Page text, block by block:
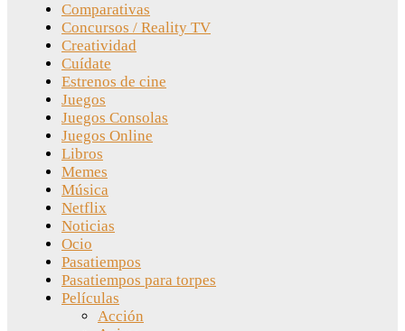
Comparativas
Concursos / Reality TV
Creatividad
Cuídate
Estrenos de cine
Juegos
Juegos Consolas
Juegos Online
Libros
Memes
Música
Netflix
Noticias
Ocio
Pasatiempos
Pasatiempos para torpes
Películas
Acción